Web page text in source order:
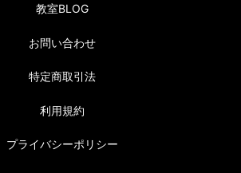
教室BLOG
お問い合わせ
特定商取引法
利用規約
プライバシーポリシー